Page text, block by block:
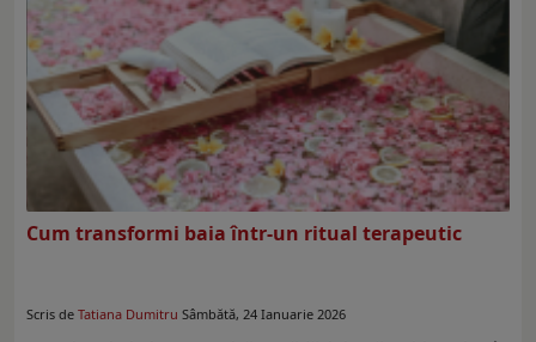
Cum transformi baia într-un ritual terapeutic
Scris de Tatiana Dumitru Sâmbătă, 24 Ianuarie 2026